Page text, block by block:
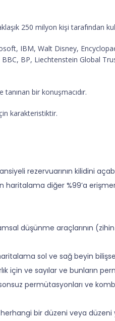
250 milyon kişi tarafından
IBM, Walt Disney,
BP, Liechtenstein Global
bir konuşmacıdır.
karakteristiktir.
rezervuarının kilidini
haritalama diğer %99’a
düşünme araçlarının (zihin
sol ve sağ beyin
için ve sayılar ve bunların
permütasyonları ve
bir düzeni veya